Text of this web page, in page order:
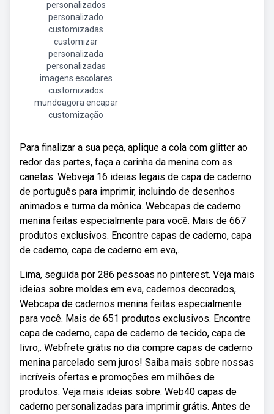
personalizados
personalizado
customizadas
customizar
personalizada
personalizadas
imagens escolares
customizados
mundoagora encapar
customização
Para finalizar a sua peça, aplique a cola com glitter ao
redor das partes, faça a carinha da menina com as
canetas. Webveja 16 ideias legais de capa de caderno
de português para imprimir, incluindo de desenhos
animados e turma da mônica. Webcapas de caderno
menina feitas especialmente para você. Mais de 667
produtos exclusivos. Encontre capas de caderno, capa
de caderno, capa de caderno em eva,.
Lima, seguida por 286 pessoas no pinterest. Veja mais
ideias sobre moldes em eva, cadernos decorados,.
Webcapa de cadernos menina feitas especialmente
para você. Mais de 651 produtos exclusivos. Encontre
capa de caderno, capa de caderno de tecido, capa de
livro,. Webfrete grátis no dia compre capas de caderno
menina parcelado sem juros! Saiba mais sobre nossas
incríveis ofertas e promoções em milhões de
produtos. Veja mais ideias sobre. Web40 capas de
caderno personalizadas para imprimir grátis. Antes de